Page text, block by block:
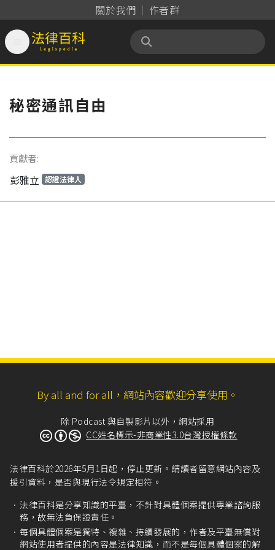
關於我們 作者群
法律百科 Legispedia
秘密通訊自由
貢獻者:
彭雅立 認證法律人
By all and for all，網站內容歡迎分享使用。
除 Podcast 與自製影片以外，網站採用
CC姓名標示-非商業性3.0台灣授權條款
法律百科於2026年5月1日起，停止更新。請讀者留意網站內容及
援引資料，是否與現行法令規定相符。
法律百科是分享知識的平臺，不針對具體個案提供專業諮詢服
務，故無法負保證責任。
每個具體個案是獨特、複雜、持續發展的，作者及平臺無償對
網站使用者提供的內容是法律知識，而不是每個具體個案的解